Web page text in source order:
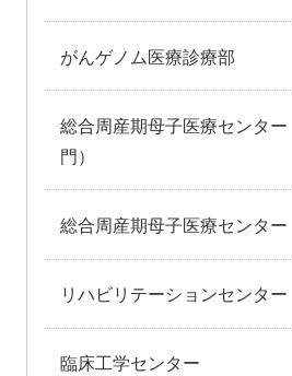
がんゲノム医療診療部
総合周産期母子医療センタ
門）
総合周産期母子医療センター
リハビリテーションセンター
臨床工学センター